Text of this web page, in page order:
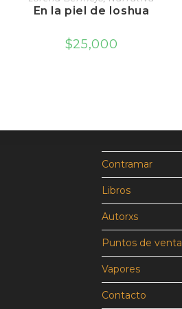
En la piel de Ioshua
$25,000
Contramar
Libros
Autorxs
Puntos de venta
Vapores
Contacto